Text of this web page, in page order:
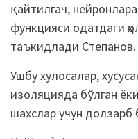
қайтилгач,
функцияси одатдаги
таъкидлади Степанов.
Ушбу хулосалар,
изоляцияда бўлган
шахслар учун